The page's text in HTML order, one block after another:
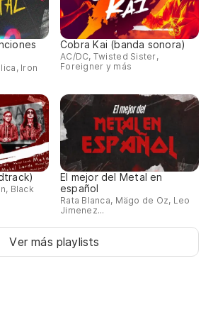
Iron
Cobra Kai (banda sonora)
AC/DC, Twisted Sister,
Foreigner y más
Black
El mejor del Metal en
español
Rata Blanca, Mägo de Oz, Leo
Jimenez...
Ver más playlists